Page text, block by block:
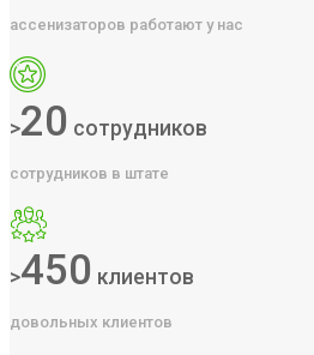
ассенизаторов работают у нас
>20 сотрудников
сотрудников в штате
>450 клиентов
довольных клиентов